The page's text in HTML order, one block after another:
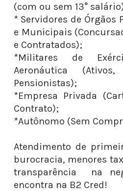
(com ou sem 13°
* Servidores de Órgãos
e Municipais
e Contratados);
*Militares de
Aeronáutica
Pensionistas);
*Empresa Privada
Contrato);
*Autônomo (Sem
Atendimento de
burocracia, menores
transparência na
encontra na B2 Cred!